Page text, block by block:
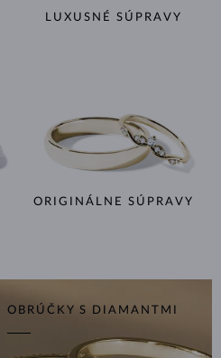
LUXUSNÉ SÚPRAVY
ORIGINÁLNE SÚPRAVY
OBRÚČKY S DIAMANTMI